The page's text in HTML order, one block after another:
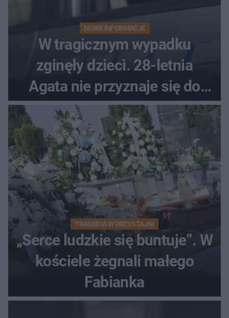
NOWE INFORMACJE
W tragicznym wypadku
zginęły dzieci. 28-letnia
Agata nie przyznaje się do
winy
TRAGEDIA W PRZYSTAJNI
„Serce ludzkie się buntuje”. W
kościele żegnali małego
Fabianka